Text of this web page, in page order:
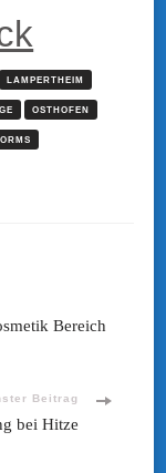
LAMPERTHEIM
OSTHOFEN
Bereich
Beitrag
bei Hitze